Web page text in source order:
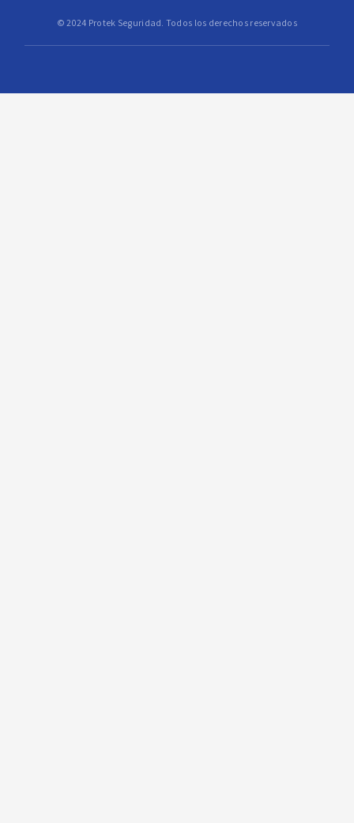
© 2024 Protek Seguridad. Todos los derechos reservados